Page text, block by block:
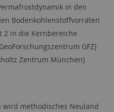
in den
Bodenkohlenstoffvorräten
2 in die Kernbereiche
GFZ)
Zentrum München)
wird methodisches Neuland